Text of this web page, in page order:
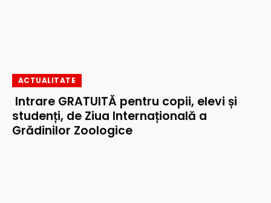
ACTUALITATE
Intrare GRATUITĂ pentru copii, elevi și
studenți, de Ziua Internațională a
Grădinilor Zoologice